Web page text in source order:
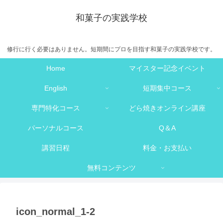
和菓子の実践学校
修行に行く必要はありません。短期間にプロを目指す和菓子の実践学校です。
Home マイスター記念イベント
English 短期集中コース
専門特化コース どら焼きオンライン講座
パーソナルコース Q＆A
講習日程 料金・お支払い
無料コンテンツ
icon_normal_1-2